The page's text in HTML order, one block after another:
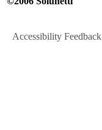
Accessibility Feedback